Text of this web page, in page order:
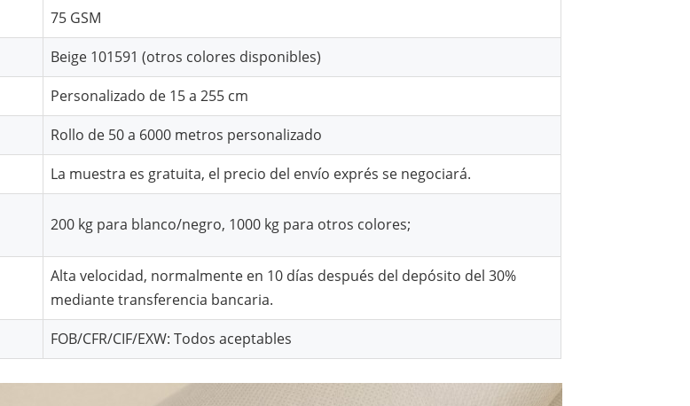
75 GSM
Beige 101591 (otros colores disponibles)
Personalizado de 15 a 255 cm
Rollo de 50 a 6000 metros personalizado
La muestra es gratuita, el precio del envío exprés se negociará.
200 kg para blanco/negro, 1000 kg para otros colores;
Alta velocidad, normalmente en 10 días después del depósito del 30%
mediante transferencia bancaria.
FOB/CFR/CIF/EXW: Todos aceptables